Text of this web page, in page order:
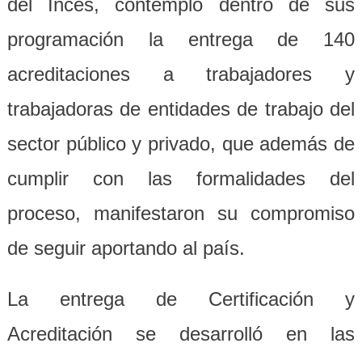
programación la entrega de 140
acreditaciones a trabajadores y
trabajadoras de entidades de trabajo del
sector público y privado, que además de
cumplir con las formalidades del
proceso, manifestaron su compromiso
de seguir aportando al país.
La entrega de Certificación y
Acreditación se desarrolló en las